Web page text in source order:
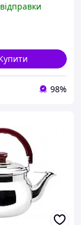
золото
98%